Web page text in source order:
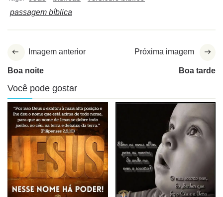
passagem bíblica
Imagem anterior
Boa noite
Próxima imagem
Boa tarde
Você pode gostar